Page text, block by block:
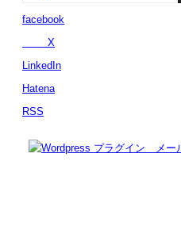
facebook
X
LinkedIn
Hatena
RSS